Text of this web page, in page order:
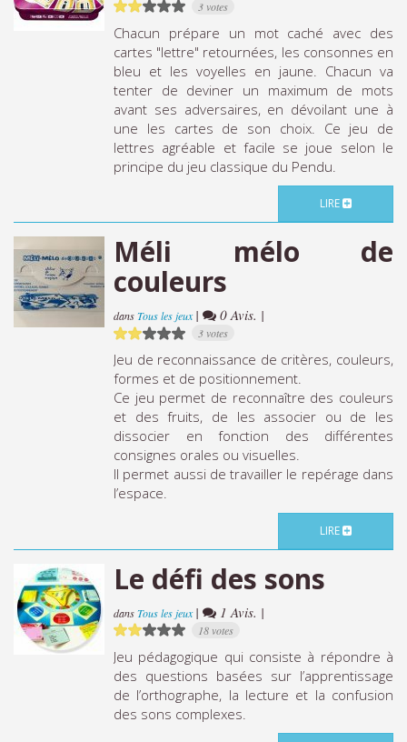
3 votes
Chacun prépare un mot caché avec des
cartes "lettre" retournées, les consonnes en
bleu et les voyelles en jaune. Chacun va
tenter de deviner un maximum de mots
avant ses adversaires, en dévoilant une à
une les cartes de son choix. Ce jeu de
lettres agréable et facile se joue selon le
principe du jeu classique du Pendu.
LIRE
Méli mélo de
couleurs
dansTous les jeux| 0 Avis. |
3 votes
Jeu de reconnaissance de critères, couleurs,
formes et de positionnement.
Ce jeu permet de reconnaître des couleurs
et des fruits, de les associer ou de les
dissocier en fonction des différentes
consignes orales ou visuelles.
Il permet aussi de travailler le repérage dans
l’espace.
LIRE
Le défi des sons
dansTous les jeux| 1 Avis. |
18 votes
Jeu pédagogique qui consiste à répondre à
des questions basées sur l’apprentissage
de l’orthographe, la lecture et la confusion
des sons complexes.